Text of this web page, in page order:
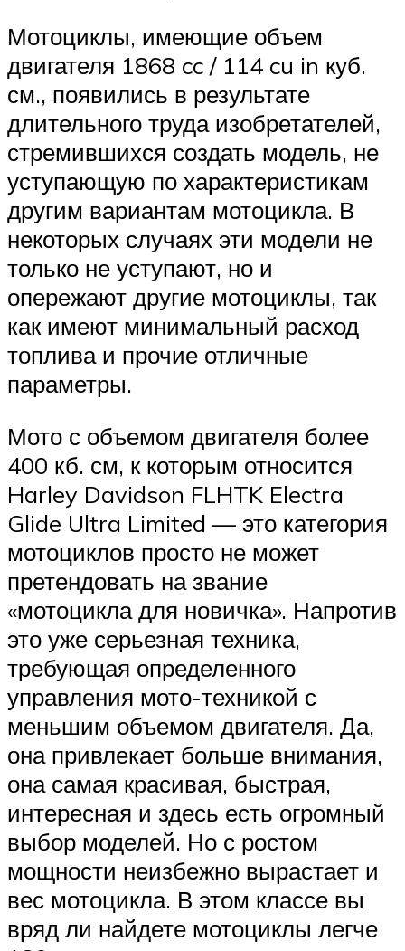
Мотоциклы, имеющие объем
двигателя 1868 cc / 114 cu in куб.
см., появились в результате
длительного труда изобретателей,
стремившихся создать модель, не
уступающую по характеристикам
другим вариантам мотоцикла. В
некоторых случаях эти модели не
только не уступают, но и
опережают другие мотоциклы, так
как имеют минимальный расход
топлива и прочие отличные
параметры.
Мото с объемом двигателя более
400 кб. см, к которым относится
Harley Davidson FLHTK Electra
Glide Ultra Limited — это категория
мотоциклов просто не может
претендовать на звание
«мотоцикла для новичка». Напротив
это уже серьезная техника,
требующая определенного
управления мото-техникой с
меньшим объемом двигателя. Да,
она привлекает больше внимания,
она самая красивая, быстрая,
интересная и здесь есть огромный
выбор моделей. Но с ростом
мощности неизбежно вырастает и
вес мотоцикла. В этом классе вы
вряд ли найдете мотоциклы легче